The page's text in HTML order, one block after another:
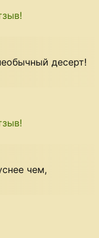
десерт!
чем,